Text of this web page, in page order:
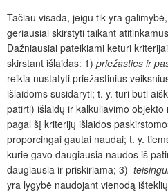
Tačiau visada, jeigu tik yra
geriausiai skirstyti taikant
Dažniausiai pateikiami keturi
skirstant išlaidas: 1) priežasties ir
reikia nustatyti priežastinius
išlaidoms susidaryti; t. y. turi būti
patirti) išlaidų ir kalkuliavimo objekto
pagal šį kriterijų išlaidos
proporcingai gautai naudai; t. y.
kurie gavo daugiausia naudos iš
daugiausia ir priskiriama; 3)
yra lygybė naudojant vienodą